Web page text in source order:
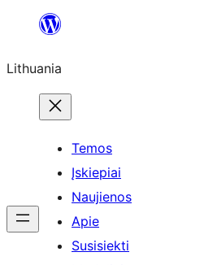
turinio
Lithuania
Temos
Įskiepiai
Naujienos
Apie
Susisiekti